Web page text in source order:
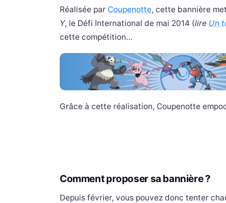
Réalisée par Coupenotte, cette bannière
Y, le Défi International de mai 2014 (lire Un
cette compétition…
Grâce à cette réalisation, Coupenotte
Comment proposer sa bannière ?
Depuis février, vous pouvez donc tenter